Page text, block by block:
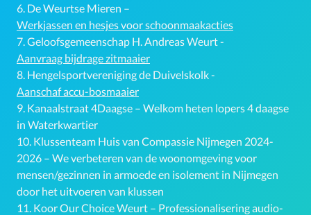
6. De Weurtse Mieren –
Werkjassen en hesjes voor schoonmaakacties
7. Geloofsgemeenschap H. Andreas Weurt -
Aanvraag bijdrage zitmaaier
8. Hengelsportvereniging de Duivelskolk -
Aanschaf accu-bosmaaier
9. Kanaalstraat 4Daagse – Welkom heten lopers 4 daagse
in Waterkwartier
10. Klussenteam Huis van Compassie Nijmegen 2024-
2026 – We verbeteren van de woonomgeving voor
mensen/gezinnen in armoede en isolement in Nijmegen
door het uitvoeren van klussen
11. Koor Our Choice Weurt – Professionalisering audio-